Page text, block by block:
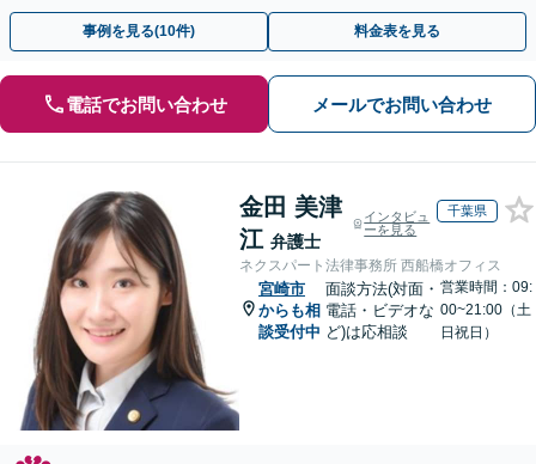
【リーズナブルな料金設定】
事例を見る(10件) 料金表を見る
電話でお問い合わせ メールでお問い合わせ
金田 美津
江 弁護士
インタビュ
ーを見る
千葉県
ネクスパート法律事務所 西船橋オフィス
宮崎市
からも相
談受付中
面談方法(対面・
電話・ビデオな
ど)は応相談
営業時間：09:
00~21:00（土
日祝日）